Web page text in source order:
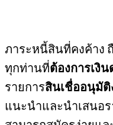
ภาระหนี้สินที่คงค้าง
ทุกท่านที่ต้องการเงิ
รายการสินเชื่ออนุมัติ
แนะนำและนำเสนอ